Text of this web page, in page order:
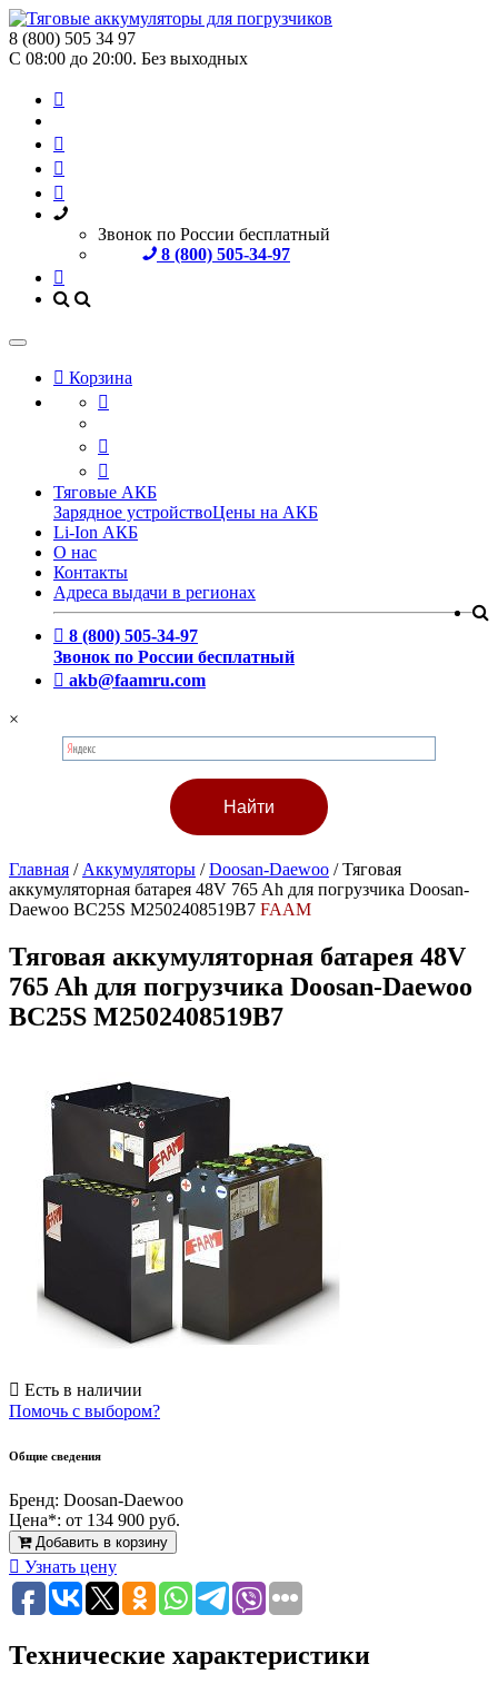
8 (800) 505 34 97
С 08:00 до 20:00. Без выходных
Звонок по России бесплатный
8 (800) 505-34-97
Корзина
Тяговые АКБ
Зарядное устройствоЦены на АКБ
Li-Ion АКБ
О нас
Контакты
Адреса выдачи в регионах
8 (800) 505-34-97
Звонок по России бесплатный
akb@faamru.com
×
Главная / Аккумуляторы /Doosan-Daewoo /Тяговая
аккумуляторная батарея 48V 765 Ah для погрузчика Doosan-
Daewoo BC25S M2502408519B7 FAAM
Тяговая аккумуляторная батарея 48V
765 Ah для погрузчика Doosan-Daewoo
BC25S M2502408519B7
Есть в наличии
Помочь с выбором?
Общие сведения
Бренд: Doosan-Daewoo
Цена*: от 134 900 руб.
Добавить в корзину
Узнать цену
Технические характеристики